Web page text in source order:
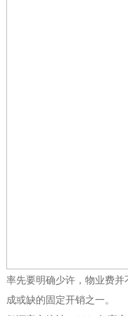
率先要明确少许，物业费
成或缺的固定开销之一。